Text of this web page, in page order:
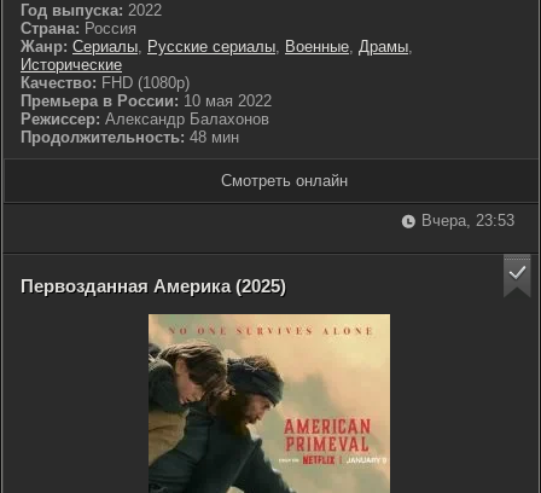
Год выпуска: 2022
Страна: Россия
Жанр: Сериалы, Русские сериалы, Военные, Драмы,
Исторические
Качество: FHD (1080p)
Премьера в России: 10 мая 2022
Режиссер: Александр Балахонов
Продолжительность: 48 мин
Смотреть онлайн
Вчера, 23:53
Первозданная Америка (2025)